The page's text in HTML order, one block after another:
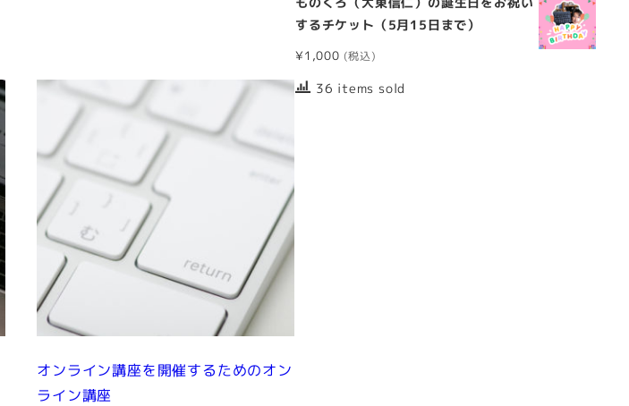
オンライン講座を開催するためのオン
ライン講座
するチケット（5月15日まで）
¥1,000
36 items sold